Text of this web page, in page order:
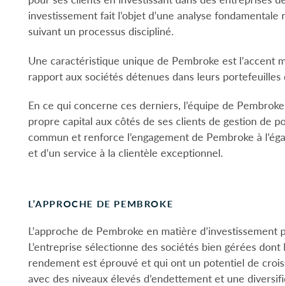
investissement fait l’objet d’une analyse
suivant un processus discipliné.
Une caractéristique unique de Pembroke est l’accent
rapport aux sociétés détenues dans leurs
En ce qui concerne ces derniers, l’équipe de
propre capital aux côtés de ses clients de gestion de
commun et renforce l’engagement de Pembroke à
et d’un service à la clientèle exceptionnel.
L’APPROCHE DE PEMBROKE
L’approche de Pembroke en matière
L’entreprise sélectionne des sociétés bien gérées
rendement est éprouvé et qui ont un potentiel de
avec des niveaux élevés d’endettement et une